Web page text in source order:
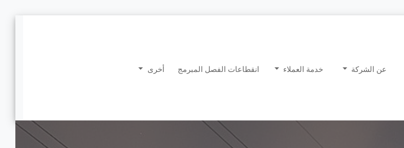
عن الشركة خدمة العملاء انقطاعات الفصل المبرمج أخرى